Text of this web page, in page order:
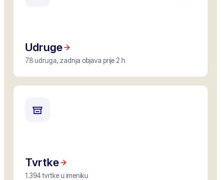
Udruge
78 udruga, zadnja objava prije 2 h
Tvrtke
1.394 tvrtke u imeniku